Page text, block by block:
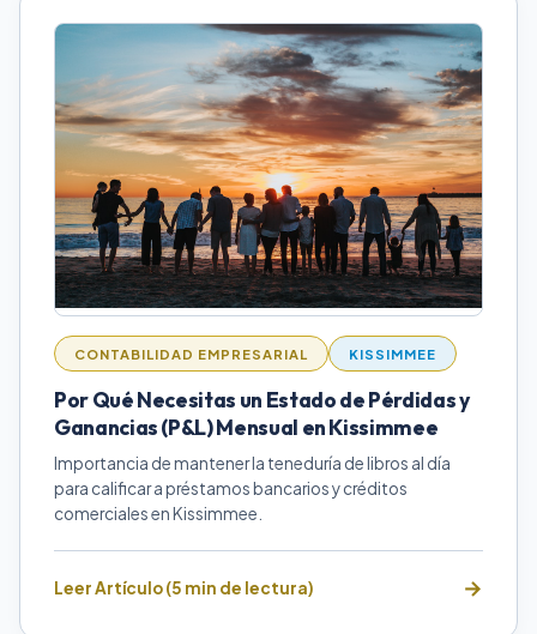
CONTABILIDAD EMPRESARIAL KISSIMMEE
Por Qué Necesitas un Estado de Pérdidas y
Ganancias (P&L) Mensual en Kissimmee
Importancia de mantener la teneduría de libros al día
para calificar a préstamos bancarios y créditos
comerciales en Kissimmee.
Leer Artículo (5 min de lectura)